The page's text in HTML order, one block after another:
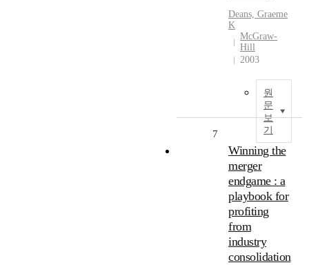
Deans, Graeme
K
McGraw-
Hill
2003
원
문
보
기
7
Winning the
merger
endgame : a
playbook for
profiting
from
industry
consolidation